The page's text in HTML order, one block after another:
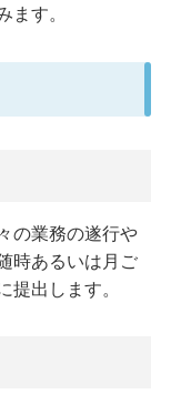
ます。
の業務の遂行や
時あるいは月ご
提出します。